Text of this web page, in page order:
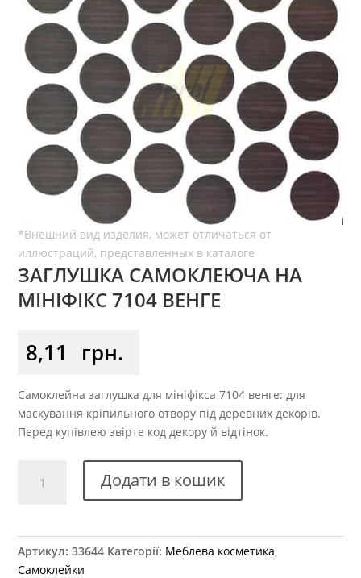
ЗАГЛУШКА САМОКЛЕЮЧА НА
МІНІФІКС 7104 ВЕНГЕ
8,11 грн.
Самоклейна заглушка для мініфікса 7104 венге: для
маскування кріпильного отвору під деревних декорів.
Перед купівлею звірте код декору й відтінок.
самоклеюча
венге
Додати в кошик
Артикул:33644 Категорії: Меблева косметика,
Самоклейки